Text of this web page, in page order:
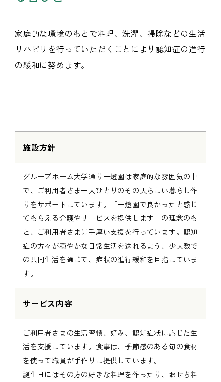
家庭的な環境のもとで料理、洗濯、掃除などの生活
リハビリを行っていただくことにより認知症の進行
の緩和に努めます。
施設方針
グループホーム大学通り一燈園は家庭的な雰囲気の中
で、ご利用者さま一人ひとりのその人らしい暮らし作
りをサポートしています。「一燈園で良かったと感じ
てもらえる介護やサービスを提供します」の理念のも
と、ご利用者さまに手厚い支援を行っています。認知
症の方々が穏やかな日常生活を送れるよう、少人数で
の共同生活を通じて、症状の進行緩和を目指していま
す。
サービス内容
ご利用者さまの生活習慣、好み、認知症状に応じた生
活を支援しています。食事は、季節感のある旬の食材
を使って職員が手作りし提供しています。
誕生日にはその方の好きな料理を作ったり、おせち料